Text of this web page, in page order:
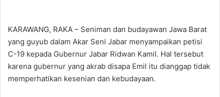
KARAWANG, RAKA – Seniman dan budayawan Jawa Barat
yang guyub dalam Akar Seni Jabar menyampaikan petisi
C-19 kepada Gubernur Jabar Ridwan Kamil. Hal tersebut
karena gubernur yang akrab disapa Emil itu dianggap tidak
memperhatikan kesenian dan kebudayaan.